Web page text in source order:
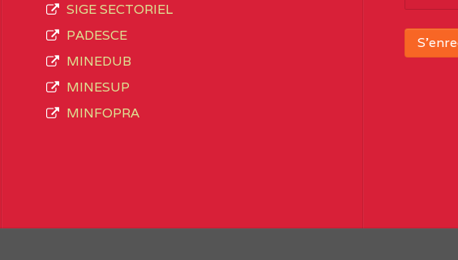
soit :
SIGE SECTORIEL
PADESCE
MINEDUB
MINESUP
MINFOPRA